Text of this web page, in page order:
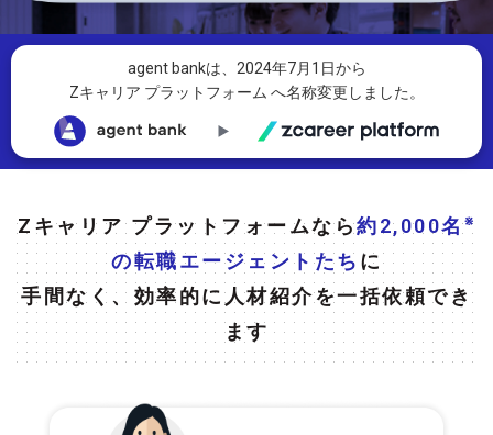
agent bankは、2024年7月1日から
Zキャリア プラットフォーム へ名称変更しました。
Zキャリア プラットフォームなら約2,000名※
の転職エージェントたち に
手間なく、効率的に人材紹介を一括依頼でき
ます